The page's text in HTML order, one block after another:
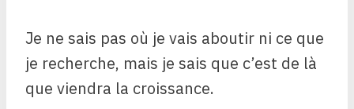
Je ne sais pas où je vais aboutir ni ce que
je recherche, mais je sais que c’est de là
que viendra la croissance.